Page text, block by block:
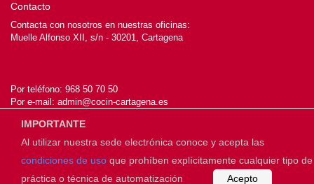
Contacto
Contacta con nosotros en nuestras oficinas:
Muelle Alfonso XII, s/n - 30201, Cartagena
Por teléfono: 968 50 70 50
Por e-mail: admin@cocin-cartagena.es
© 2026Cámara de Cartagena
IMPORTANTE
Al utilizar nuestra sede electrónica conoce y acepta las
condiciones de uso que prohíben explícitamente cualquier tipo de
práctica o técnica de automatización
Acepto